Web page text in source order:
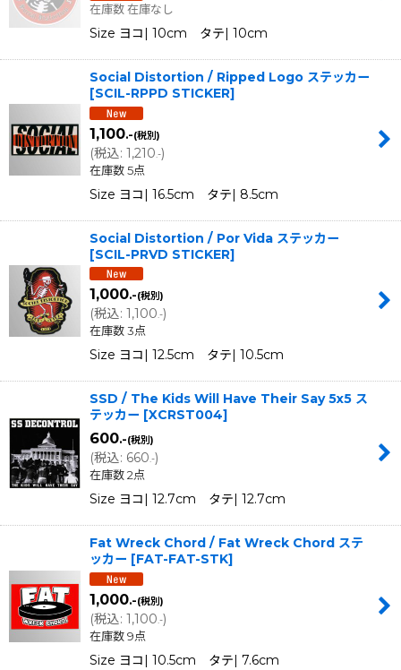
在庫数 在庫なし
Size ヨコ| 10cm タテ| 10cm
Social Distortion / Ripped Logo ステッカー
[SCIL-RPPD STICKER]
1,100.-(税別)
(税込: 1,210 .-)
在庫数 5点
Size ヨコ| 16.5cm タテ| 8.5cm
Social Distortion / Por Vida ステッカー
[SCIL-PRVD STICKER]
1,000.-(税別)
(税込: 1,100.-)
在庫数 3点
Size ヨコ| 12.5cm タテ| 10.5cm
SSD / The Kids Will Have Their Say 5x5 ス
テッカー [XCRST004]
600.-(税別)
(税込: 660.-)
在庫数 2点
Size ヨコ| 12.7cm タテ| 12.7cm
Fat Wreck Chord / Fat Wreck Chord ステ
ッカー [FAT-FAT-STK]
1,000.-(税別)
(税込: 1,100.-)
在庫数 9点
Size ヨコ| 10.5cm タテ| 7.6cm